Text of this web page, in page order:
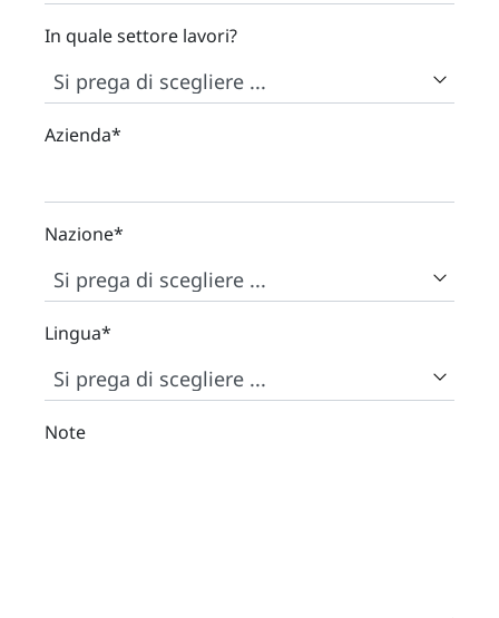
In quale settore lavori?
Azienda*
Nazione*
Lingua*
Note